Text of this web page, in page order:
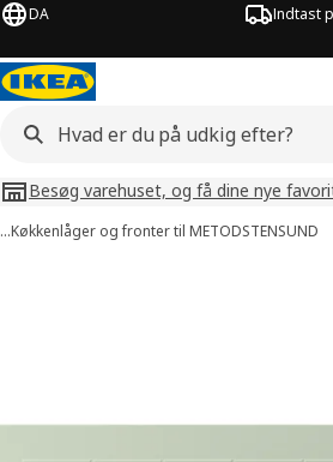
DA Indtast
Besøg varehuset, og få dine nye
…Køkkenlåger og fronter til METODSTENSUND